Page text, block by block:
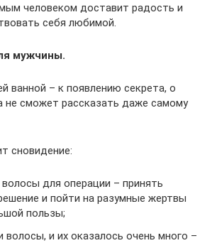
человеком доставит радость и
себя любимой.
мужчины.
ванной – к появлению секрета, о
не сможет рассказать даже самому
сновидение:
для операции – принять
и пойти на разумные жертвы
пользы;
волосы, и их оказалось очень много –